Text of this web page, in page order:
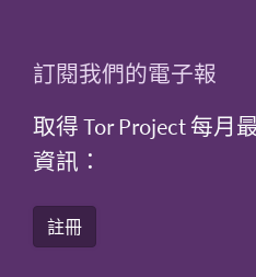
訂閱我們的電子報
取得 Tor Project 每月
資訊：
註冊